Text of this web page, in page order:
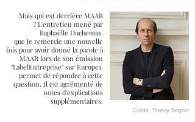
Mais qui est derrière MAAR
? L'entretien mené par
Raphaëlle Duchemin,
que je remercie une nouvelle
fois pour avoir donné la parole à
MAAR lors de son émission
"LabelEntreprise" sur Europe1,
permet de répondre à cette
question. Il est agrémenté de
notes d'explications
supplémentaires.
Crédit. Thierry Beghin